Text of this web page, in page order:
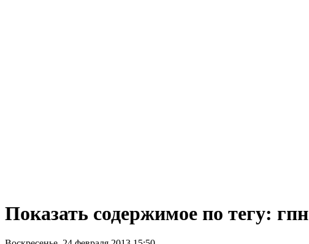
Показать содержимое по тегу: гпн